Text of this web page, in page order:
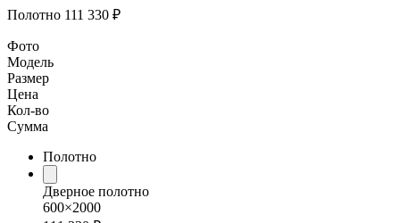
Полотно 111 330 ₽
Фото
Модель
Размер
Цена
Кол-во
Сумма
Полотно
Дверное полотно
600×2000